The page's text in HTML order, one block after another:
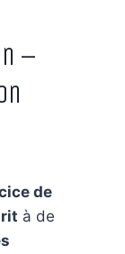
–
de
à de